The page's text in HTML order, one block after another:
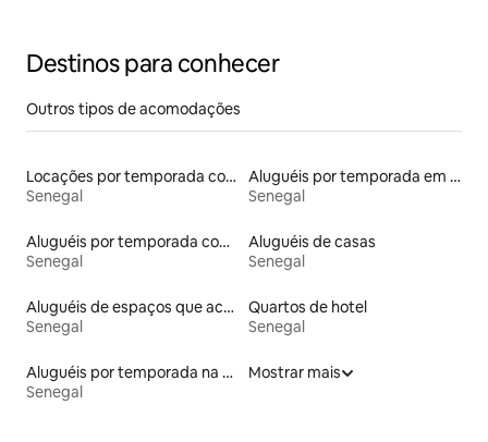
Destinos para conhecer
Outros tipos de acomodações
Locações por temporada com piscina
Senegal
Aluguéis por temporada em hotéis-fazenda
Senegal
Aluguéis por temporada com banheira de hidromassagem
Senegal
Aluguéis de casas
Senegal
Aluguéis de espaços que aceitam animais de estimação
Senegal
Quartos de hotel
Senegal
Aluguéis por temporada na orla
Senegal
Mostrar mais